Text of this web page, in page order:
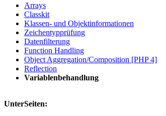
Arrays
Classkit
Klassen- und Objektinformationen
Zeichentypprüfung
Datenfilterung
Function Handling
Object Aggregation/Composition [PHP 4]
Reflection
Variablenbehandlung
UnterSeiten: